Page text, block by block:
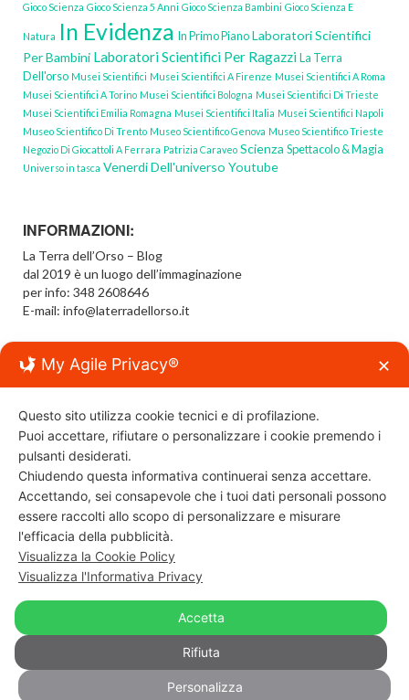
Gioco Scienza Gioco Scienza 5 Anni Gioco Scienza Bambini Gioco Scienza E
Natura In Evidenza In Primo PianoLaboratori Scientifici
Per Bambini Laboratori Scientifici Per RagazziLa Terra
Dell'orso Musei Scientifici Musei Scientifici A Firenze Musei Scientifici A Roma
Musei Scientifici A Torino Musei Scientifici Bologna Musei Scientifici Di Trieste
Musei Scientifici Emilia Romagna Musei Scientifici Italia Musei Scientifici Napoli
Museo Scientifico Di Trento Museo Scientifico Genova Museo Scientifico Trieste
Negozio Di Giocattoli A Ferrara Patrizia Caraveo Scienza Spettacolo & Magia
Universo in tasca Venerdi Dell'universo Youtube
INFORMAZIONI:
La Terra dell’Orso – Blog
dal 2019 è un luogo dell’immaginazione
per info: 348 2608646
E-mail: info@laterradellorso.it
LA TERRA DELL’ORSO – LA TERRA IDEALE PER
Scoprire Creare Imparare Giocando…
…a tutte le età
NATURA
Scoprire la Scienza e vivere la Natura
© Copyright 2026
SCOPRIRE CREARE IMPARARE
TOP
“IL GIOCO E LA SCIENZA®” - "La Terra dell'Orso®" - "e
natura®" Sono Marchi registrati.
My Agile Privacy® ✕
Questo sito utilizza cookie tecnici e di profilazione.
Puoi accettare, rifiutare o personalizzare i cookie premendo i
pulsanti desiderati.
Chiudendo questa informativa continuerai senza accettare.
Accettando, sei consapevole che i tuoi dati personali possono
essere raccolti allo scopo di personalizzare e misurare
l'efficacia della pubblicità.
Visualizza la Cookie Policy
Visualizza l'Informativa Privacy
Accetta
Rifiuta
Personalizza